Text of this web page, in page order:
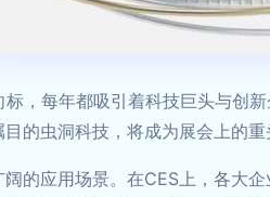
，每年都吸引着科技巨头与创
虫洞科技，将成为展会上的重
的应用场景。在CES上，各大